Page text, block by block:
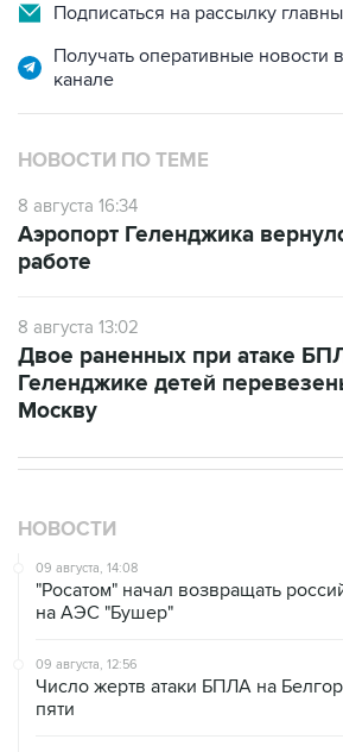
Подписаться на рассылку
Получать оперативные новости
канале
НОВОСТИ ПО ТЕМЕ
8 августа 16:34
Аэропорт Геленджика
работе
8 августа 13:02
Двое раненных при атаке
Геленджике детей
Москву
НОВОСТИ
09 августа, 14:08
"Росатом" начал возвращать
на АЭС "Бушер"
09 августа, 12:56
Число жертв атаки БПЛА на
пяти